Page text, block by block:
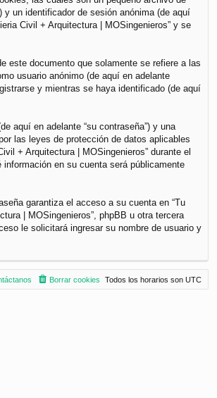
un identificador de sesión anónima (de aquí
Civil + Arquitectura | MOSingenieros” y se
este documento que solamente se refiere a las
usuario anónimo (de aquí en adelante
y mientras se haya identificado (de aquí
aquí en adelante “su contraseña”) y una
las leyes de protección de datos aplicables
+ Arquitectura | MOSingenieros” durante el
en su cuenta será públicamente
garantiza el acceso a su cuenta en “Tu
| MOSingenieros”, phpBB u otra tercera
le solicitará ingresar su nombre de usuario y
Todos los horarios son UTC
Borrar cookies